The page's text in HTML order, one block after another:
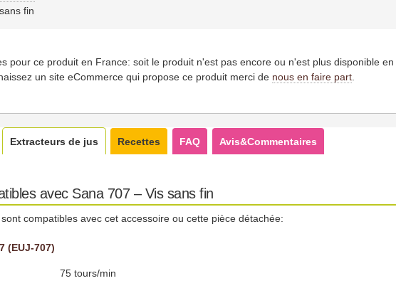
fin
pour ce produit en France: soit le produit n'est pas encore ou n'est plus disponible
un site eCommerce qui propose ce produit merci de nous en faire part
Extracteurs de jus Recettes FAQ Avis&Commentaires
avec Sana 707 – Vis sans fin
compatibles avec cet accessoire ou cette pièce détachée:
(EUJ-707)
75 tours/min